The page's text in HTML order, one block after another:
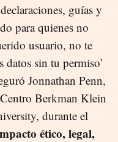
declaraciones, guías y
para quienes no
usuario, no te
sin tu permiso’
Jonnathan Penn,
Berkman Klein
durante el
ético, legal,